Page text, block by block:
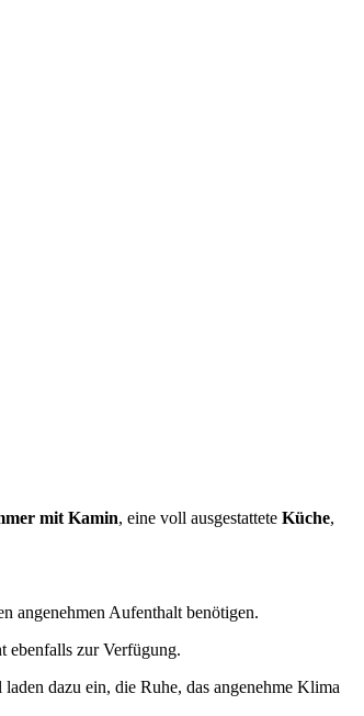
mit Kamin, eine voll ausgestattete Küche,
angenehmen Aufenthalt benötigen.
ebenfalls zur Verfügung.
dazu ein, die Ruhe, das angenehme Klima